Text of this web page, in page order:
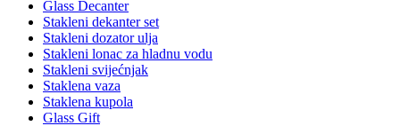
Glass Decanter
Stakleni dekanter set
Stakleni dozator ulja
Stakleni lonac za hladnu vodu
Stakleni svijećnjak
Staklena vaza
Staklena kupola
Glass Gift